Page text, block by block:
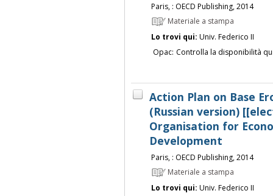
Paris, : OECD Publishing, 2014
Materiale a stampa
Lo trovi qui: Univ. Federico II
Opac: Controlla la disponibilità
Action Plan on Base
(Russian version)
Organisation for
Development
Paris, : OECD Publishing, 2014
Materiale a stampa
Lo trovi qui: Univ. Federico II